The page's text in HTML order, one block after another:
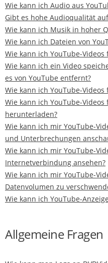
Wie kann ich Audio aus
Gibt es hohe Audioqualität
Wie kann ich Musik in hoher
Wie kann ich Dateien von
Wie kann ich YouTube-
Wie kann ich ein Video
es von YouTube entfernt?
Wie kann ich YouTube-
Wie kann ich YouTube-
herunterladen?
Wie kann ich mir YouTube-
und Unterbrechungen
Wie kann ich mir YouTube-
Internetverbindung ansehen?
Wie kann ich mir YouTube-
Datenvolumen zu
Wie kann ich YouTube-
Allgemeine Fragen